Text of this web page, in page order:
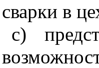
сварки в
c)